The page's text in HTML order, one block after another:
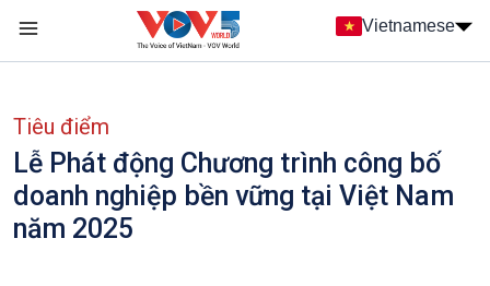
Nhảy đến nội dung
Vietnamese
Tiêu điểm
Lễ Phát động Chương trình công bố
doanh nghiệp bền vững tại Việt Nam
năm 2025